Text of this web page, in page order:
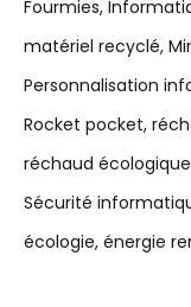
Fourmies
matériel recyclé
Personnalisation
Rocket pocket
réchaud écologique
Sécurité
écologie énergie